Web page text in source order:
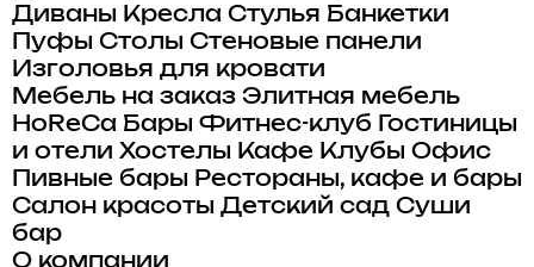
Диваны Кресла Стулья Банкетки
Пуфы Столы Стеновые панели
Изголовья для кровати
Мебель на заказ Элитная мебель
HoReCa Бары Фитнес-клуб
Гостиницы
и отели Хостелы Кафе Клубы Офис
Пивные бары Рестораны, кафе и бары
Салон красоты Детский сад Суши
бар
О компании